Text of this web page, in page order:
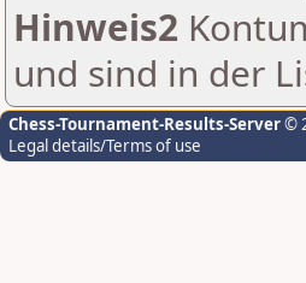
Hinweis2
und sind in der
Chess-Tournament-Results-Server©
Legal details/Terms of use